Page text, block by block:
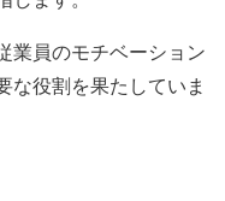
業員のモチベーション
な役割を果たしていま